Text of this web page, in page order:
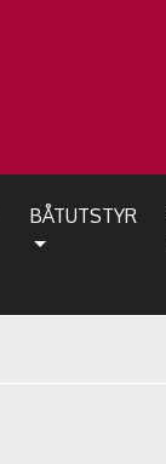
BÅTUTSTYR